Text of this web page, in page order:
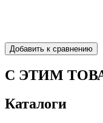
С ЭТИМ
Каталоги